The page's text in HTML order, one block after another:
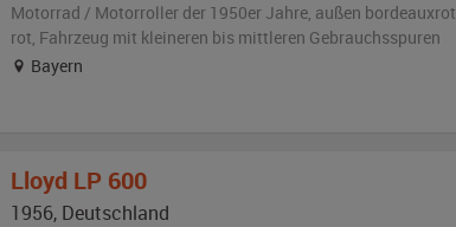
Motorrad / Motorroller der 1950er Jahre, außen bordeauxrot
rot, Fahrzeug mit kleineren bis mittleren Gebrauchsspuren
Bayern
Lloyd LP 600
1956, Deutschland